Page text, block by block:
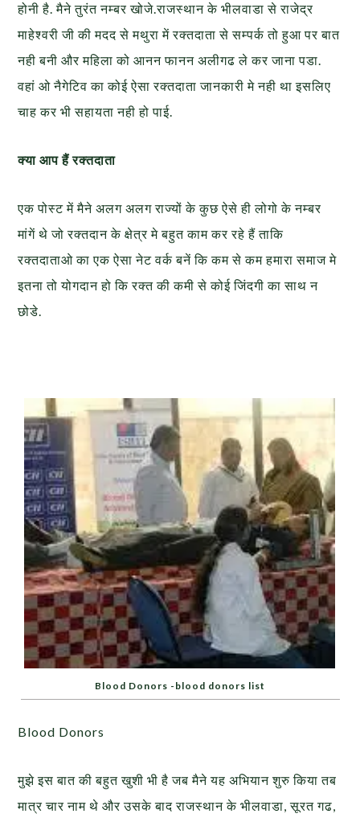
होनी है. मैने तुरंत नम्बर खोजे.राजस्थान के भीलवाडा से राजेद्र
माहेश्वरी जी की मदद से मथुरा में रक्तदाता से सम्पर्क तो हुआ पर बात
नही बनी और महिला को आनन फानन अलीगढ ले कर जाना पडा.
वहां ओ नैगेटिव का कोई ऐसा रक्तदाता जानकारी मे नही था इसलिए
चाह कर भी सहायता नही हो पाई.
क्या आप हैं रक्तदाता
एक पोस्ट में मैने अलग अलग राज्यों के कुछ ऐसे ही लोगो के नम्बर
मांगें थे जो रक्तदान के क्षेत्रमे बहुत काम कर रहे हैं ताकि
रक्तदाताओ का एक ऐसा नेट वर्क बनें कि कम से कम हमारा समाज मे
इतना तो योगदान हो कि रक्त की कमी से कोई जिंदगी का साथ न
छोडे.
Blood Donors -blood donors list
Blood Donors
मुझे इस बात की बहुत खुशी भी है जब मैने यह अभियान शुरु किया तब
मात्र चार नाम थे और उसके बाद राजस्थान के भीलवाडा, सूरत गढ,